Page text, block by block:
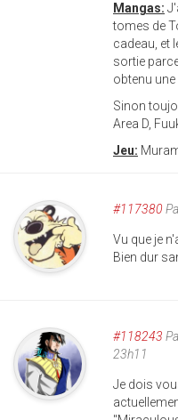
Mangas:
tomes de
cadeau, et
sortie
obtenu
Sinon
Area D,
Jeu:
#117380
Vu que je
Bien dur
#118243
23h11
Je dois